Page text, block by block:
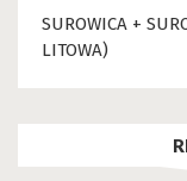
SUROWICA +
LITOWA)